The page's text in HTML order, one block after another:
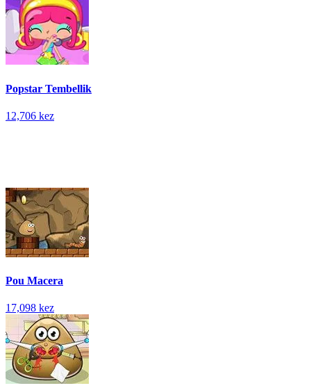
Popstar Tembellik
12,706 kez
Pou Macera
17,098 kez